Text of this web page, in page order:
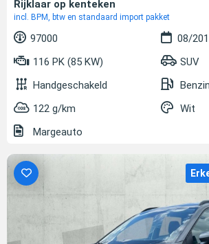
Rijklaar op kenteken
incl. BPM, btw en standaard import pakket
97000
08/
116 PK (85 KW)
SUV
Handgeschakeld
122 g/km
Wit
Margeauto